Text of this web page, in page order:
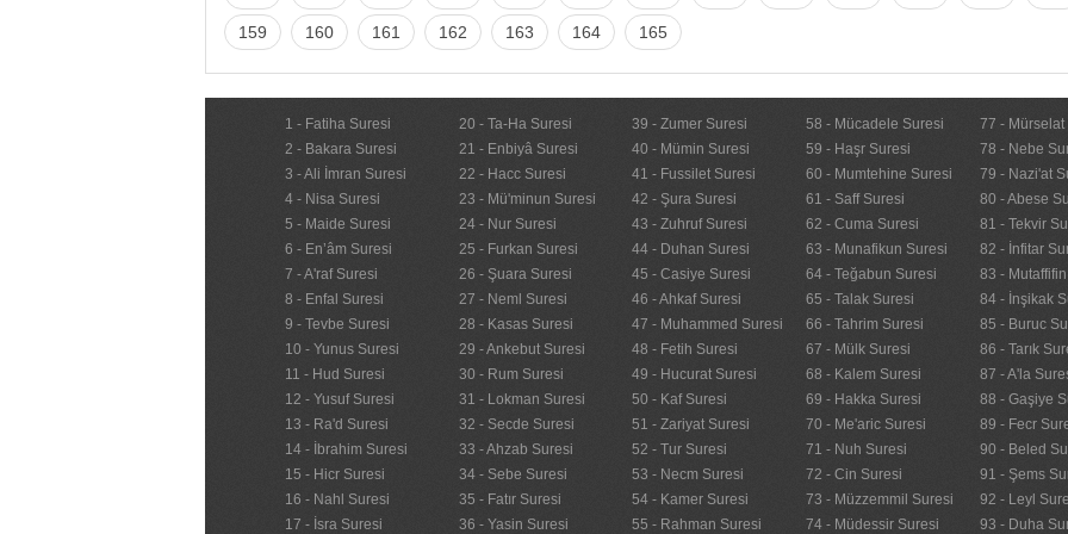
159 160 161 162 163 164 165
1 - Fatiha Suresi
2 - Bakara Suresi
3 - Ali İmran Suresi
4 - Nisa Suresi
5 - Maide Suresi
6 - En’âm Suresi
7 - A'raf Suresi
8 - Enfal Suresi
9 - Tevbe Suresi
10 - Yunus Suresi
11 - Hud Suresi
12 - Yusuf Suresi
13 - Ra'd Suresi
14 - İbrahim Suresi
15 - Hicr Suresi
16 - Nahl Suresi
17 - İsra Suresi
20 - Ta-Ha Suresi
21 - Enbiyâ Suresi
22 - Hacc Suresi
23 - Mü'minun Suresi
24 - Nur Suresi
25 - Furkan Suresi
26 - Şuara Suresi
27 - Neml Suresi
28 - Kasas Suresi
29 - Ankebut Suresi
30 - Rum Suresi
31 - Lokman Suresi
32 - Secde Suresi
33 - Ahzab Suresi
34 - Sebe Suresi
35 - Fatır Suresi
36 - Yasin Suresi
39 - Zumer Suresi
40 - Mümin Suresi
41 - Fussilet Suresi
42 - Şura Suresi
43 - Zuhruf Suresi
44 - Duhan Suresi
45 - Casiye Suresi
46 - Ahkaf Suresi
47 - Muhammed Suresi
48 - Fetih Suresi
49 - Hucurat Suresi
50 - Kaf Suresi
51 - Zariyat Suresi
52 - Tur Suresi
53 - Necm Suresi
54 - Kamer Suresi
55 - Rahman Suresi
58 - Mücadele Suresi
59 - Haşr Suresi
60 - Mumtehine Suresi
61 - Saff Suresi
62 - Cuma Suresi
63 - Munafikun Suresi
64 - Teğabun Suresi
65 - Talak Suresi
66 - Tahrim Suresi
67 - Mülk Suresi
68 - Kalem Suresi
69 - Hakka Suresi
70 - Me'aric Suresi
71 - Nuh Suresi
72 - Cin Suresi
73 - Müzzemmil Suresi
74 - Müdessir Suresi
77 - Mürselat
78 - Nebe
79 - Nazi'at
80 - Abese
81 - Tekvir
82 - İnfitar
83 -
84 - İnşikak
85 - Buruc
86 - Tarık
87 - A'la
88 - Gaşiye
89 - Fecr
90 - Beled
91 - Şems
92 - Leyl
93 - Duha